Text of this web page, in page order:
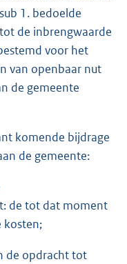
1. bedoelde
de inbrengwaarde
voor het
van openbaar nut
de gemeente
komende bijdrage
de gemeente:
de tot dat moment
kosten;
de opdracht tot